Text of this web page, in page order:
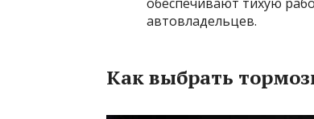
автовладельцев.
Как выбрать